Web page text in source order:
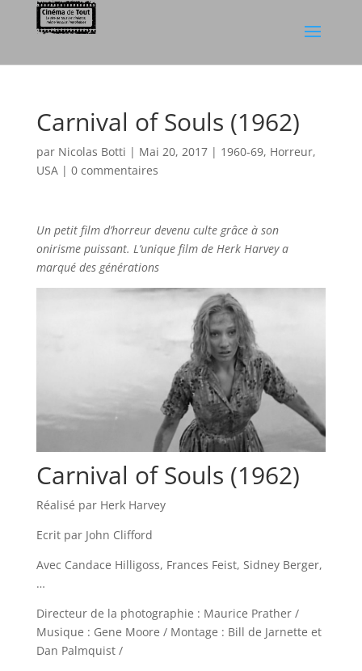
Carnival of Souls (1962)
par Nicolas Botti | Mai 20, 2017| 1960-69, Horreur,
USA| 0 commentaires
Un petit film d’horreur devenu culte grâce à son
onirisme puissant. L’unique film de Herk Harvey a
marqué des générations
Carnival of Souls (1962)
Réalisé par Herk Harvey
Ecrit par John Clifford
Avec Candace Hilligoss, Frances Feist, Sidney Berger,
…
Directeur de la photographie : Maurice Prather /
Musique : Gene Moore / Montage : Bill de Jarnette et
Dan Palmquist /